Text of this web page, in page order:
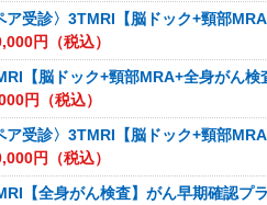
ア受診〉3TMRI【脳ドック+頸部
円（税込）
【脳ドック+頸部MRA+全身がん
円（税込）
ア受診〉3TMRI【脳ドック+頸部
円（税込）
【全身がん検査】がん早期確認プ